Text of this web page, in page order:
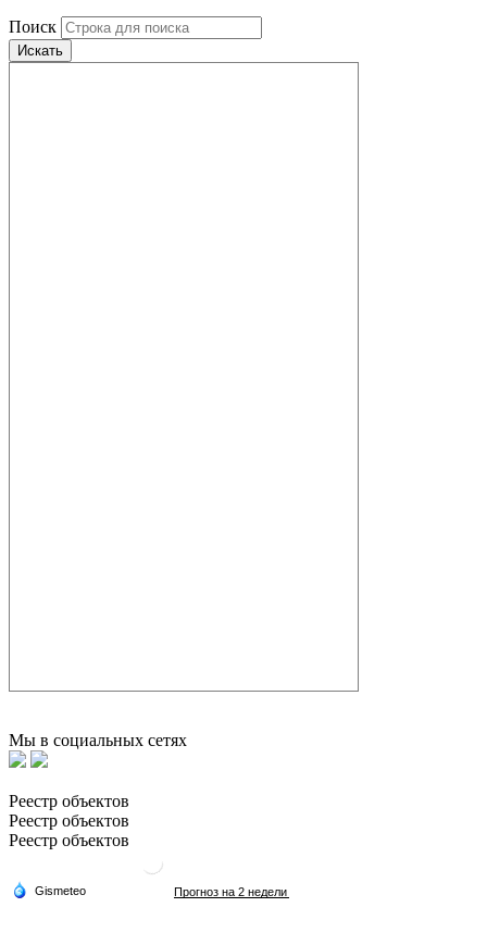
Поиск
Искать
Мы в социальных сетях
Реестр объектов
Реестр объектов
Реестр объектов